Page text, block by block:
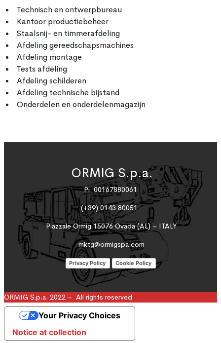
Technisch en ontwerpbureau
Kantoor productiebeheer
Staalsnij- en timmerafdeling
Afdeling gereedschapsmachines
Afdeling montage
Tests afdeling
Afdeling schilderen
Afdeling technische bijstand
Onderdelen en onderdelenmagazijn
ORMIG S.p.a.
Pi. 00167880061
(+39) 0143 80051
Piazzale Ormig 15076 Ovada (AL) – ITALY
mktg@ormigspa.com
Privacy Policy Cookie Policy
ORMIG S.p.a. 2022 – All rights reserved
Notice at collection
Your Privacy Choices